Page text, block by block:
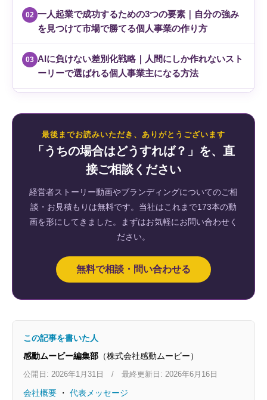
02 一人起業で成功するための3つの要素｜自分の強み
を見つけて市場で勝てる個人事業の作り方
03 AIに負けない差別化戦略｜人間にしか作れないスト
ーリーで選ばれる個人事業主になる方法
最後までお読みいただき、ありがとうございます
「うちの場合はどうすれば？」を、直
接ご相談ください
経営者ストーリー動画やブランディングについてのご相
談・お見積もりは無料です。当社はこれまで173本の動
画を形にしてきました。まずはお気軽にお問い合わせく
ださい。
無料で相談・問い合わせる
この記事を書いた人
感動ムービー編集部 （株式会社感動ムービー）
公開日: 2026年1月31日 / 最終更新日: 2026年6月16日
会社概要 ・ 代表メッセージ